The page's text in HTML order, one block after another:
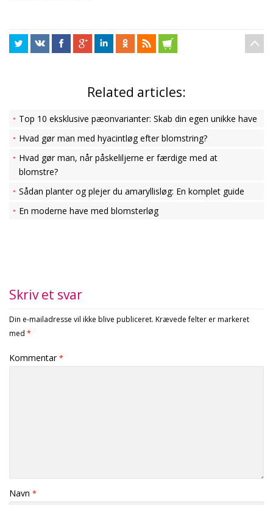
Related articles:
Top 10 eksklusive pæonvarianter: Skab din egen unikke have
Hvad gør man med hyacintløg efter blomstring?
Hvad gør man, når påskeliljerne er færdige med at
blomstre?
Sådan planter og plejer du amaryllisløg: En komplet guide
En moderne have med blomsterløg
Skriv et svar
Din e-mailadresse vil ikke blive publiceret. Krævede felter er markeret
med *
Kommentar*
Navn *